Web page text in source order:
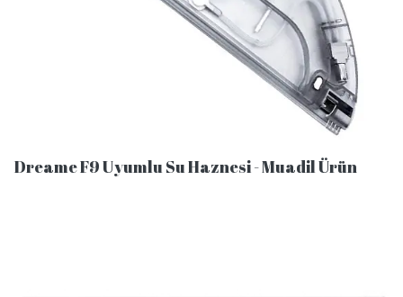
Dreame F9 Uyumlu Su Haznesi - Muadil Ürün